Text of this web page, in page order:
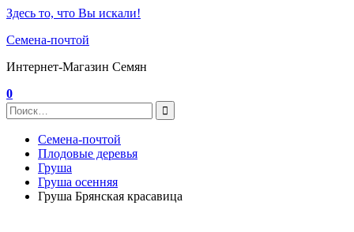
Здесь то, что Вы искали!
Семена-почтой
Интернет-Магазин Семян
0
Семена-почтой
Плодовые деревья
Груша
Груша осенняя
Груша Брянская красавица